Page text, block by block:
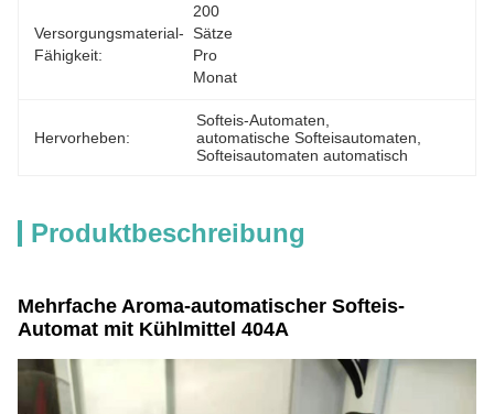
Versorgungsmaterial-
Fähigkeit:
200
Sätze
Pro
Monat
Hervorheben:
Softeis-Automaten
automatische Softeisautomaten
Softeisautomaten automatisch
Produktbeschreibung
Mehrfache Aroma-automatischer Softeis-
Automat mit Kühlmittel 404A